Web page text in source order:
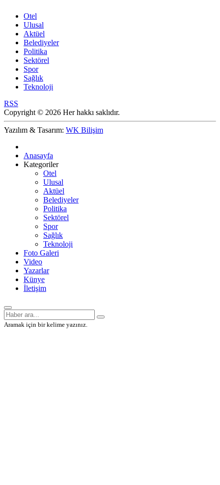
Otel
Ulusal
Aktüel
Belediyeler
Politika
Sektörel
Spor
Sağlık
Teknoloji
RSS
Copyright © 2026 Her hakkı saklıdır.
Yazılım & Tasarım: WK Bilişim
Anasayfa
Kategoriler
Otel
Ulusal
Aktüel
Belediyeler
Politika
Sektörel
Spor
Sağlık
Teknoloji
Foto Galeri
Video
Yazarlar
Künye
İletişim
Aramak için bir kelime yazınız.